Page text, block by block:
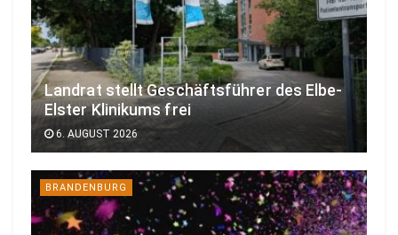
Landrat stellt Geschäftsführer des Elbe-
Elster Klinikums frei
6. AUGUST 2026
BRANDENBURG